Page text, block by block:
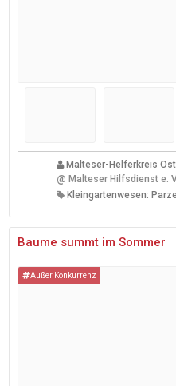
Malteser-Helferkreis
@ Malteser Hilfsdienst e.
Kleingartenwesen:
Baume summt im Sommer
Außer Konkurrenz